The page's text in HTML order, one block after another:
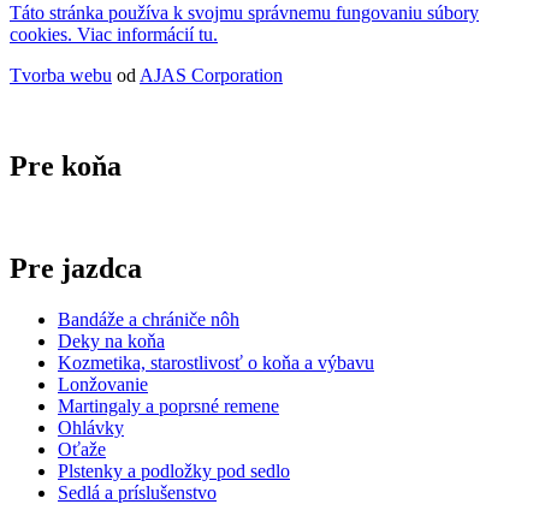
Táto stránka používa k svojmu správnemu fungovaniu súbory
cookies. Viac informácií tu.
Tvorba webu od AJAS Corporation
Pre koňa
Pre jazdca
Bandáže a chrániče nôh
Deky na koňa
Kozmetika, starostlivosť o koňa a výbavu
Lonžovanie
Martingaly a poprsné remene
Ohlávky
Oťaže
Plstenky a podložky pod sedlo
Sedlá a príslušenstvo